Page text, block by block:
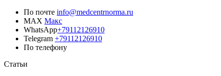
По почте info@medcentrnorma.ru
MAX Макс
WhatsApp+79112126910
Telegram +79112126910
По телефону
Статьи